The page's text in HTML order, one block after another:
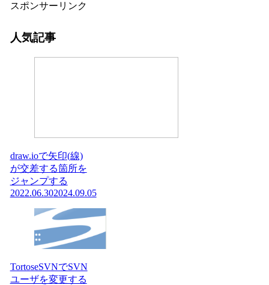
スポンサーリンク
人気記事
draw.ioで矢印(線)
が交差する箇所を
ジャンプする
2022.06.302024.09.05
TortoseSVNでSVN
ユーザを変更する